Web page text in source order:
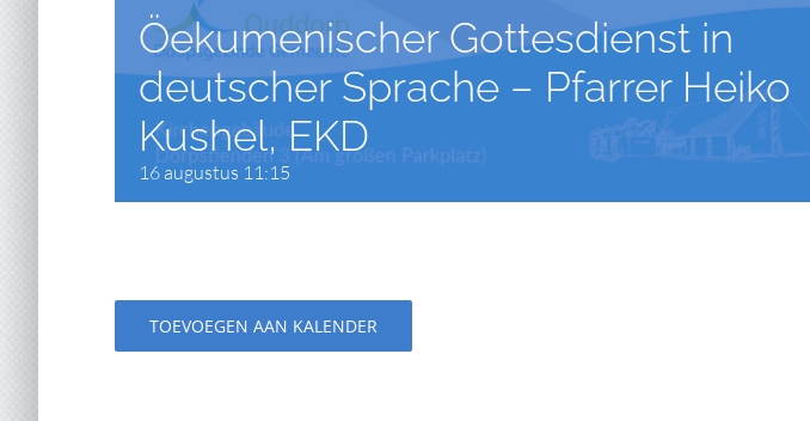
Öekumenischer Gottesdienst in
deutscher Sprache – Pfarrer Heiko
Kushel, EKD
16 augustus 11:15
TOEVOEGEN AAN KALENDER